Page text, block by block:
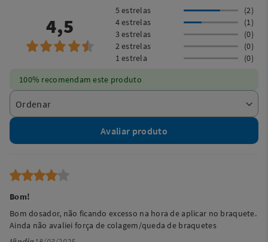
4,5
5 estrelas
(2)
4 estrelas
(1)
3 estrelas
(0)
2 estrelas
(0)
1 estrela
(0)
100% recomendam este produto
Avaliar produto
Bom!
Bom dosador, não ficando excesso na hora de aplicar no braquete.
Ainda não avaliei força de colagem/queda de braquetes